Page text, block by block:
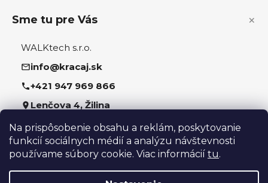
Na prispôsobenie obsahu a reklám, poskytovanie
funkcií sociálnych médií a analýzu návštevnosti
používame súbory cookie. Viac informácií tu.
Sme tu pre Vás
WALKtech s.r.o.
info@kracaj.sk
+421 947 969 866
Lenčova 4, Žilina
Sledujte nás